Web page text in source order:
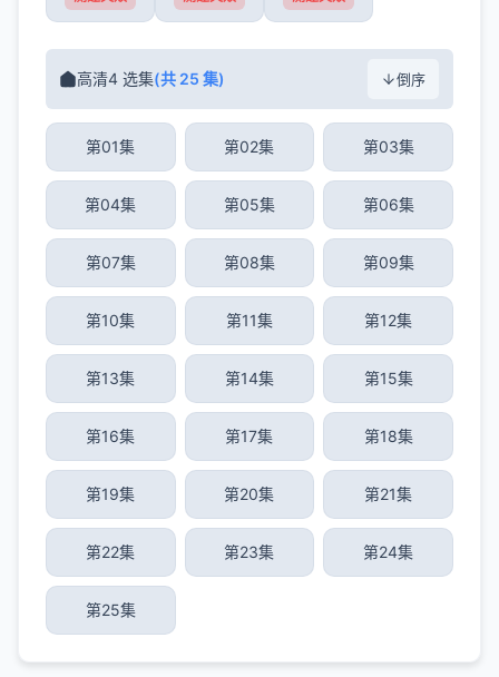
高清4 选集(共 25 集) 倒序
第01集 第02集 第03集
第04集 第05集 第06集
第07集 第08集 第09集
第10集 第11集 第12集
第13集 第14集 第15集
第16集 第17集 第18集
第19集 第20集 第21集
第22集 第23集 第24集
第25集